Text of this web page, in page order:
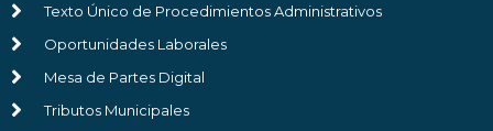
Texto Único de Procedimientos Administrativos
Oportunidades Laborales
Mesa de Partes Digital
Tributos Municipales